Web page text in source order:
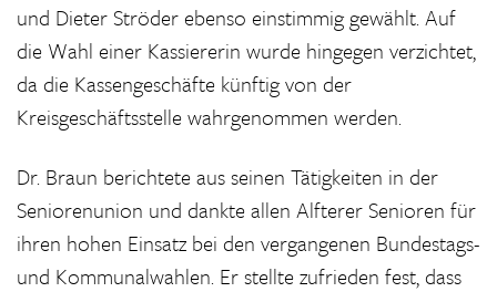
und Dieter Ströder ebenso einstimmig gewählt. Auf
die Wahl einer Kassiererin wurde hingegen verzichtet,
da die Kassengeschäfte künftig von der
Kreisgeschäftsstelle wahrgenommen werden.
Dr. Braun berichtete aus seinen Tätigkeiten in der
Seniorenunion und dankte allen Alfterer Senioren für
ihren hohen Einsatz bei den vergangenen Bundestags-
und Kommunalwahlen. Er stellte zufrieden fest, dass